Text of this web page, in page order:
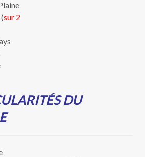
sur 2
DU